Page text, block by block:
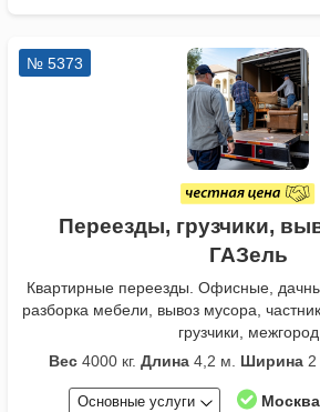
№ 5373
Переезды, грузчики,
ГАЗель
Квартирные переезды. Офисные,
разборка мебели, вывоз мусора,
грузчики, межгород
Вес 4000 кг. Длина 4,2 м. Ширина 2
Основные услуги